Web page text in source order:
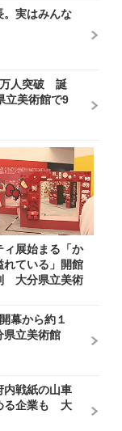
。実はみんな
万人突破 誕
美術館で9
ィ展始まる「か
れている」開館
大分県立美術
幕から約１
立美術館
戦紙の山車
る企業も 大